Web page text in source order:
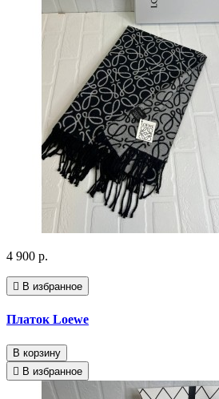
4 900 р.
В избранное
Платок Loewe
В корзину
В избранное